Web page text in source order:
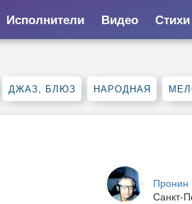
Исполнители Видео Стихи
ДЖАЗ, БЛЮЗ НАРОДНАЯ
Пронин
Санкт-